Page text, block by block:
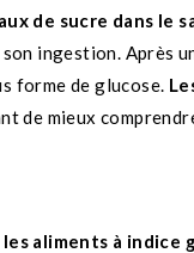
de sucre dans le
ingestion. Après
forme de glucose.
de mieux
les aliments à indice